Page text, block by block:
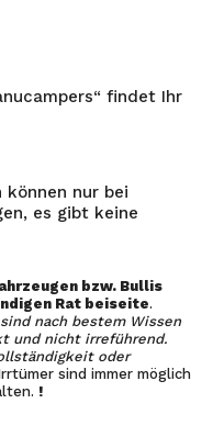
findet Ihr
können nur bei
es gibt keine
bzw. Bullis
Rat beiseite.
nach bestem Wissen
und nicht irreführend.
oder
sind immer möglich
!